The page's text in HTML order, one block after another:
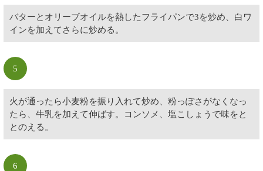
バターとオリーブオイルを熱したフライパンで3を炒め、白ワ
インを加えてさらに炒める。
5
火が通ったら小麦粉を振り入れて炒め、粉っぽさがなくなっ
たら、牛乳を加えて伸ばす。コンソメ、塩こしょうで味をと
とのえる。
6